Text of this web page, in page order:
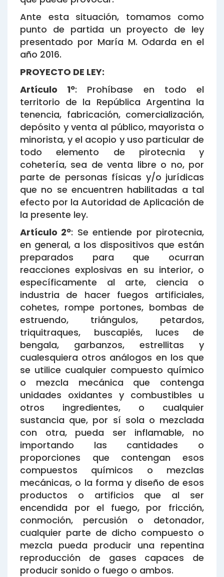
Ante esta situación, tomamos como
punto de partida un proyecto de ley
presentado por María M. Odarda en el
año 2016.
PROYECTO DE LEY:
Artículo 1º: Prohíbase en todo el
territorio de la República Argentina la
tenencia, fabricación, comercialización,
depósito y venta al público, mayorista o
minorista, y el acopio y uso particular de
todo elemento de pirotecnia y
cohetería, sea de venta libre o no, por
parte de personas físicas y/o jurídicas
que no se encuentren habilitadas a tal
efecto por la Autoridad de Aplicación de
la presente ley.
Artículo 2º: Se entiende por pirotecnia,
en general, a los dispositivos que están
preparados para que ocurran
reacciones explosivas en su interior, o
específicamente al arte, ciencia o
industria de hacer fuegos artificiales,
cohetes, rompe portones, bombas de
estruendo, triángulos, petardos,
triquitraques, buscapiés, luces de
bengala, garbanzos, estrellitas y
cualesquiera otros análogos en los que
se utilice cualquier compuesto químico
o mezcla mecánica que contenga
unidades oxidantes y combustibles u
otros ingredientes, o cualquier
sustancia que, por sí sola o mezclada
con otra, pueda ser inflamable, no
importando las cantidades o
proporciones que contengan esos
compuestos químicos o mezclas
mecánicas, o la forma y diseño de esos
productos o artificios que al ser
encendida por el fuego, por fricción,
conmoción, percusión o detonador,
cualquier parte de dicho compuesto o
mezcla pueda producir una repentina
reproducción de gases capaces de
producir sonido o fuego o ambos.